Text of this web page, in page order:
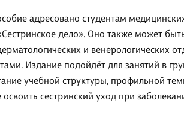
адресовано студентам
дело». Оно также может
и венерологических
Издание подойдёт для занятий в
учебной структуры, профильной
сестринский уход при